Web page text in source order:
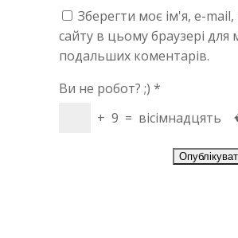
Зберегти моє ім'я, e-mail,
сайту в цьому браузері для
подальших коментарів.
Ви не робот? ;) *
+ 9 = вісімнадцять